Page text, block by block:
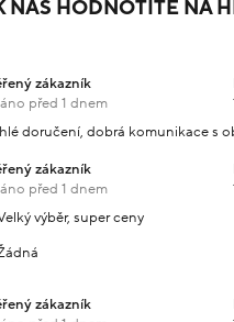
NÁS HODNOTÍTE NA
zákazník
před 1 dnem
doručení, dobrá komunikace s
zákazník
před 1 dnem
výběr, super ceny
zákazník